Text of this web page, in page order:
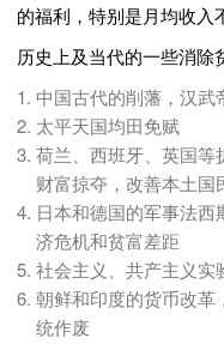
的福利，特别是月均收入
历史上及当代的一些消除
中国古代的削藩，汉武
太平天国均田免赋
荷兰、西班牙、英国等
财富掠夺，改善本土国
日本和德国的军事法
济危机和贫富差距
社会主义、共产主义实
朝鲜和印度的货币改革
统作废